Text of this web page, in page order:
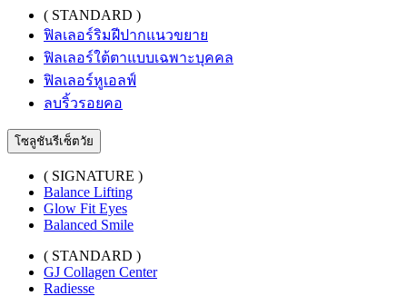
( STANDARD )
ฟิลเลอร์ริมฝีปากแนวขยาย
ฟิลเลอร์ใต้ตาแบบเฉพาะบุคคล
ฟิลเลอร์หูเอลฟ์
ลบริ้วรอยคอ
โซลูชันรีเซ็ตวัย
( SIGNATURE )
Balance Lifting
Glow Fit Eyes
Balanced Smile
( STANDARD )
GJ Collagen Center
Radiesse